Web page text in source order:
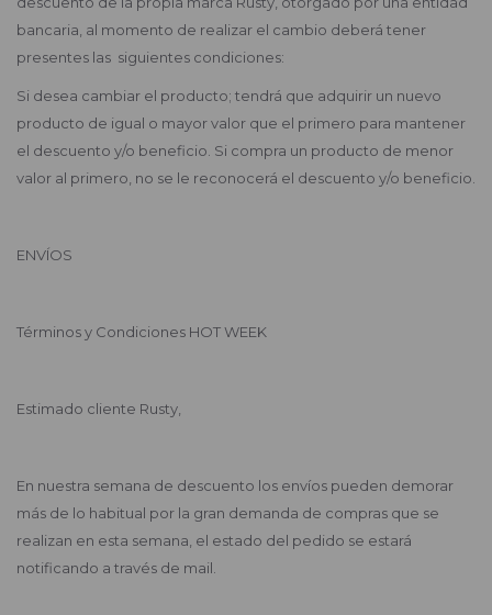
bancaria, al momento de realizar el cambio deberá tener
presentes las siguientes condiciones:
Si desea cambiar el producto; tendrá que adquirir un nuevo
producto de igual o mayor valor que el primero para mantener
el descuento y/o beneficio. Si compra un producto de menor
valor al primero, no se le reconocerá el descuento y/o beneficio.
ENVÍOS
Términos y Condiciones HOT WEEK
Estimado cliente Rusty,
En nuestra semana de descuento los envíos pueden demorar
más de lo habitual por la gran demanda de compras que se
realizan en esta semana, el estado del pedido se estará
notificando a través de mail.